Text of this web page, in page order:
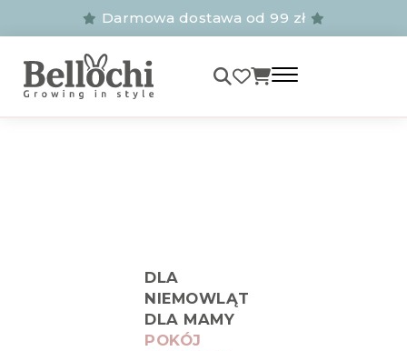
Darmowa dostawa od 99 zł
DLA
NIEMOWLĄT
DLA MAMY
POKÓJ